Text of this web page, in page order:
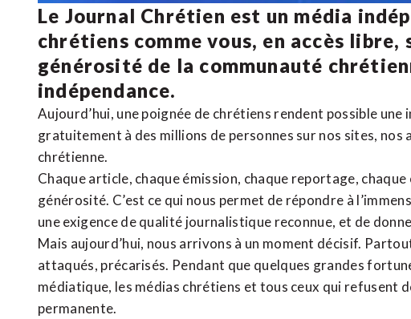
Le Journal Chrétien est un média
chrétiens comme vous, en accès
générosité de la communauté
indépendance.
Aujourd’hui, une poignée de chrétiens rendent possible
gratuitement à des millions de personnes sur nos sites, nos
chrétienne.
Chaque article, chaque émission, chaque reportage,
générosité. C’est ce qui nous permet de répondre à
une exigence de qualité journalistique reconnue, et de
Mais aujourd’hui, nous arrivons à un moment décisif.
attaqués, précarisés. Pendant que quelques grandes
médiatique, les médias chrétiens et tous ceux qui refusent
permanente.